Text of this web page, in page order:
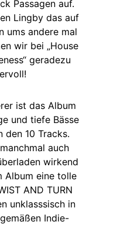
Passagen auf.
Lingby das auf
ums andere mal
wir bei „House
geradezu
ist das Album
und tiefe Bässe
den 10 Tracks.
auch
wirkend
Album eine tolle
AND TURN
unklasssisch in
Indie-